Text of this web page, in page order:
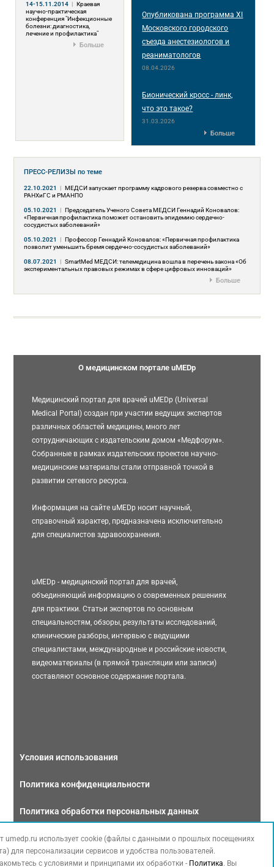
14-15.11.2014 | Краевая
научно-практическая
конференция "Инфекционные
болезни: диагностика,
лечение и профилактика"
Больше
Опубликована программа XI
Московского городского
съезда анестезиологов и
реаниматологов
08.04.2026
Бионический кросс - линк,
что это такое?
31.03.2026
Больше
ПРЕСС-РЕЛИЗЫпо теме
22.10.2021 | МЕДСИ запускает программу кадрового резерва совместно с
РАНХиГC и РМАНПО
05.10.2021 | Председатель Ученого Совета МЕДСИ Геннадий Коновалов:
«Первичная профилактика поможет остановить эпидемию сердечно-
сосудистых заболеваний»
05.10.2021 | Профессор Геннадий Коновалов: «Первичная профилактика
позволит уменьшить бремя сердечно-сосудистых заболеваний»
08.07.2021 | SmartMed МЕДСИ: телемедицина вошла в перечень закона «Об
экспериментальных правовых режимах в сфере цифровых инноваций»
Больше
О медицинском портале uMEDp
Медицинский портал для врачей uMEDp (Universal
Medical Portal) создан при участии ведущих экспертов
различных областей медицины, много лет
сотрудничающих с издательским домом «Медфорум».
Собранные в рамках издательских проектов научно-
медицинские материалы стали отправной точкой в
развитии сетевого ресурса.
Информация на сайте uMEDp носит научный,
справочный характер, предназначена исключительно
для специалистов здравоохранения.
uMEDp - медицинский портал для врачей,
объединяющий информацию о современных решениях
для практики. Статьи экспертов по основным
специальностям, обзоры, результаты исследований,
клинические разборы, интервью с ведущими
специалистами, международные и российские новости,
видеоматериалы (в прямой трансляции или записи)
составляют основное содержание портала.
Условия использования
Политика конфиденциальности
Политика обработки персональных данных
Связаться с нами
umedp.ru использует cookie (файлы с данными о прошлых посещениях
для персонализации сервисов и удобства пользователей.
с условиями и принципами их обработки - Политика. Вы